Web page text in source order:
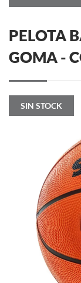
PELOTA
GOMA -
SIN STOCK